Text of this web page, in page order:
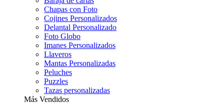
Chapas con Foto
Cojines Personalizados
Delantal Personalizado
Foto Globo
Imanes Personalizados
Llaveros
Mantas Personalizadas
Peluches
Puzzles
Tazas personalizadas
Más Vendidos